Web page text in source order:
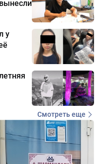
у
Смотреть еще